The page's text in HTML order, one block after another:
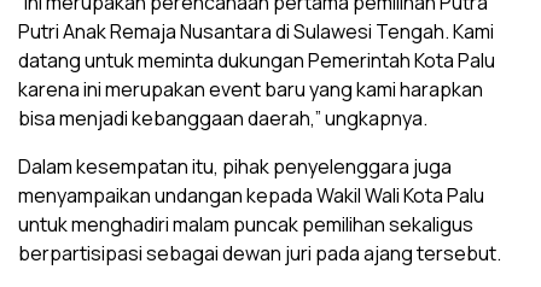
Putri Anak Remaja Nusantara di Sulawesi Tengah. Kami
datang untuk meminta dukungan Pemerintah Kota Palu
karena ini merupakan event baru yang kami harapkan
bisa menjadi kebanggaan daerah,” ungkapnya.
Dalam kesempatan itu, pihak penyelenggara juga
menyampaikan undangan kepada Wakil Wali Kota Palu
untuk menghadiri malam puncak pemilihan sekaligus
berpartisipasi sebagai dewan juri pada ajang tersebut.